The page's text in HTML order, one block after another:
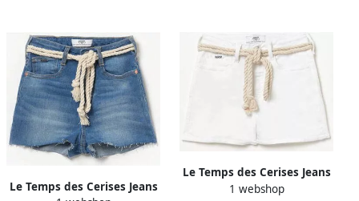
Le Temps des Cerises Jeans
Le Temps des Cerises Jeans
Short TIKO
1 webshop